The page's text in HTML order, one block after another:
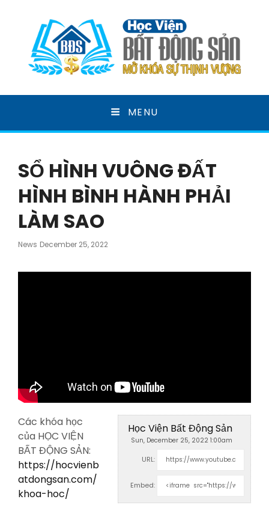
HỌC VIỆN BẤT ĐỘNG
SẢN
MENU
SỔ HÌNH VUÔNG ĐẤT
HÌNH BÌNH HÀNH PHẢI
LÀM SAO
News Posted
December 25, 2022
Học Viện Bất Động Sản
Sun, December 25, 2022 1:00am
URL:
Embed:
Các khóa học
của HỌC VIỆN
BẤT ĐỘNG SẢN:
https://hocvienb
atdongsan.com/
khoa-hoc/